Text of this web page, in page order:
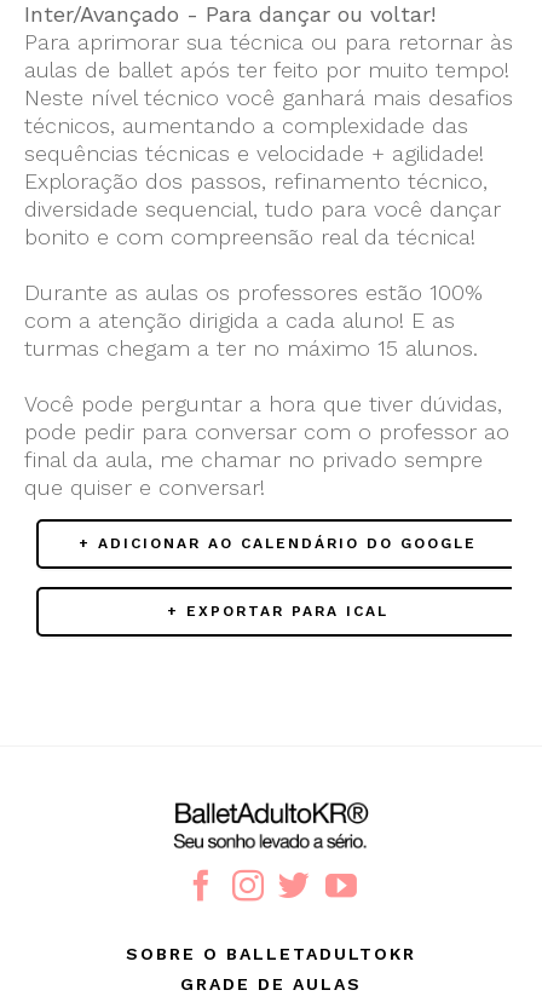
Inter/Avançado - Para dançar ou voltar!
Para aprimorar sua técnica ou para retornar às
aulas de ballet após ter feito por muito tempo!
Neste nível técnico você ganhará mais desafios
técnicos, aumentando a complexidade das
sequências técnicas e velocidade + agilidade!
Exploração dos passos, refinamento técnico,
diversidade sequencial, tudo para você dançar
bonito e com compreensão real da técnica!
Durante as aulas os professores estão 100%
com a atenção dirigida a cada aluno! E as
turmas chegam a ter no máximo 15 alunos.
Você pode perguntar a hora que tiver dúvidas,
pode pedir para conversar com o professor ao
final da aula, me chamar no privado sempre
que quiser e conversar!
+ ADICIONAR AO CALENDÁRIO DO GOOGLE
+ EXPORTAR PARA ICAL
SOBRE O BALLETADULTOKR
GRADE DE AULAS